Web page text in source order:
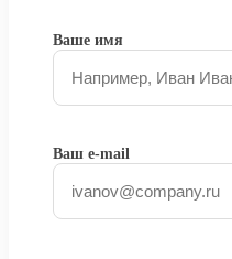
Ваше имя
Ваш e-mail